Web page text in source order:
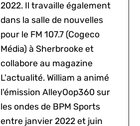
2022. Il travaille également
dans la salle de nouvelles
pour le FM 107.7 (Cogeco
Média) à Sherbrooke et
collabore au magazine
L'actualité. William a animé
l'émission AlleyOop360 sur
les ondes de BPM Sports
entre janvier 2022 et juin